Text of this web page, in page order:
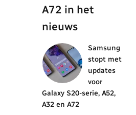
A72 in het
nieuws
Samsung
stopt met
updates
voor
Galaxy S20-serie, A52,
A32 en A72